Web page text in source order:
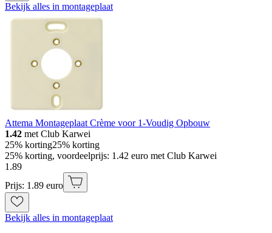
Bekijk alles in montageplaat
Attema Montageplaat Crème voor 1-Voudig Opbouw
1.42 met Club Karwei
25% korting25% korting
25% korting, voordeelprijs: 1.42 euro met Club Karwei
1 .89
Prijs: 1.89 euro
Bekijk alles in montageplaat